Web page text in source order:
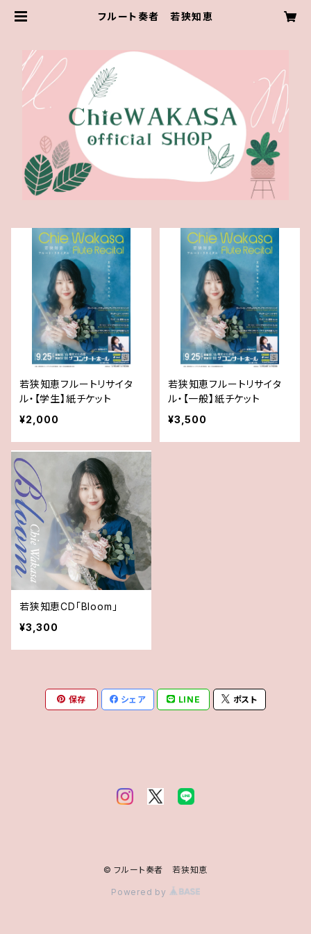
フルート奏者 若狭知恵
若狭知恵フルートリサイタ
ル・【学生】紙チケット
¥2,000
若狭知恵フルートリサイタ
ル・【一般】紙チケット
¥3,500
若狭知恵CD「Bloom」
¥3,300
保存 シェア LINE ポスト
© フルート奏者 若狭知恵
Powered by